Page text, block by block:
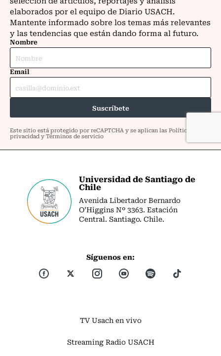
Universidad de Santiago de
Chile
Avenida Libertador Bernardo
O’Higgins Nº 3363. Estación
Central. Santiago. Chile.
Síguenos en:
TV Usach en vivo
Streaming Radio USACH